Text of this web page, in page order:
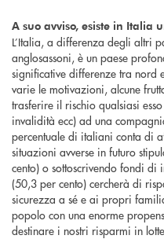
A suo avviso, esiste in Italia
L’Italia, a differenza degli altri
anglosassoni, è un paese
significative differenze tra nord
varie le motivazioni, alcune
trasferire il rischio qualsiasi
invalidità ecc) ad una
percentuale di italiani conta di
situazioni avverse in futuro
cento) o sottoscrivendo fondi di
(50,3 per cento) cercherà di
sicurezza a sé e ai propri
popolo con una enorme
destinare i nostri risparmi in